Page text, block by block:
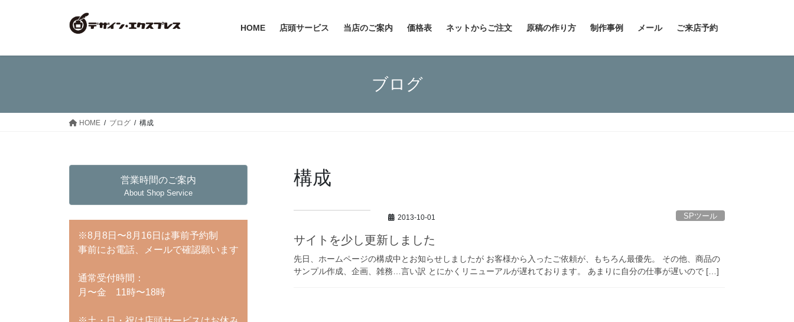
HOME 店頭サービス 当店のご案内 価格表 ネットからご注文 原稿の作り方 制作事例 メール ご来店予約
ブログ
HOME ブログ 構成
構成
2013-10-01 SPツール
サイトを少し更新しました
先日、ホームページの構成中とお知らせしましたが お客様から入ったご依頼が、もちろん最優先。 その他、商品の
サンプル作成、企画、雑務…言い訳 とにかくリニューアルが遅れております。 あまりに自分の仕事が遅いので […]
営業時間のご案内
About Shop Service
※8月8日〜8月16日は事前予約制
事前にお電話、メールで確認願います
通常受付時間：
月〜金 11時〜18時